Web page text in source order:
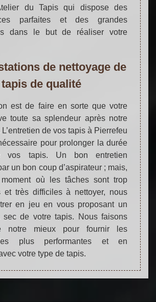
du Tapis qui dispose des
parfaites et des grandes
dans le but de réaliser votre
de nettoyage de
tapis de qualité
est de faire en sorte que votre
toute sa splendeur après notre
de vos tapis à Pierrefeu
pour prolonger la durée
tapis. Un bon entretien
un bon coup d’aspirateur ; mais,
où les tâches sont trop
et très difficiles à nettoyer, nous
en jeu en vous proposant un
sec de votre tapis. Nous faisons
notre mieux pour fournir les
plus performantes et en
votre type de tapis.